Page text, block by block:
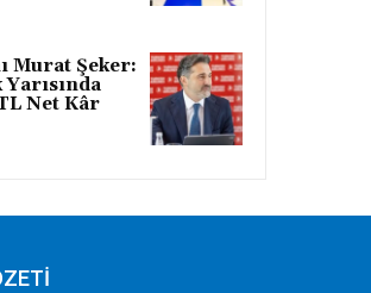
Murat Şeker:
Net Kâr